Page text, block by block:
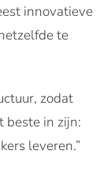
innovatieve
te
zodat
beste in zijn:
leveren.”